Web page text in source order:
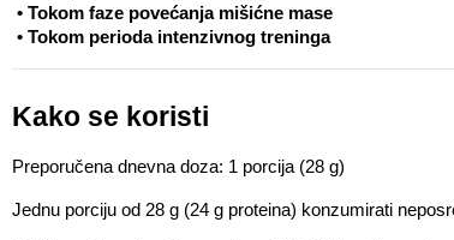
• Tokom faze povećanja mišićne mase
• Tokom perioda intenzivnog treninga
Kako se koristi
Preporučena dnevna doza: 1 porcija (28 g)
Jednu porciju od 28 g (24 g proteina) konzumirati